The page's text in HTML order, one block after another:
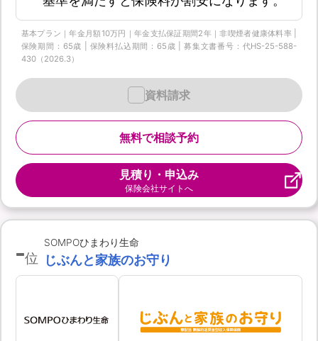
基本プラン｜年金月額10万円｜年金支払保証期間2年｜非喫煙者健康体料率 |
保険期間：65歳 | 保険料払込期間：65歳 | 募集文書番号：代HS-25-588-
430（2026.3）
無料で相談予約
資料請求
見積り・申込み
保険会社サイトへ
-位
SOMPOひまわり生命
じぶんと家族のお守り